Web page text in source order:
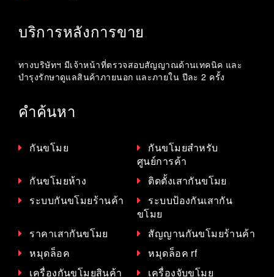
บริการหลังการขาย
ทางบริษัทฯ มีเจ้าหน้าที่ตรวจสอบสัญญาณด้านเทคนิค และ
บำรุงรักษาดูแลสินค้าภายนอก และภายใน ปีละ 2 ครั้ง
คำค้นหา
กันขโมย
กันขโมยสำหรับ
ศูนย์การค้า
กันขโมยห้าง
ติดตั้งเสากันขโมย
ระบบกันขโมยร้านค้า
ระบบป้องกันเสากัน
ขโมย
ราคาเสากันขโมย
สัญญานกันขโมยร้านค้า
หมุดล็อค
หมุดล็อค rf
เครื่องกันขโมยสินค้า
เครื่องจับขโมย